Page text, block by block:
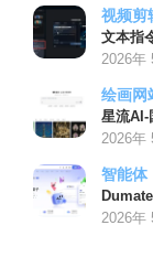
视频剪
文本指
2026年
绘画网
星流AI-
2026年
智能体
2026年